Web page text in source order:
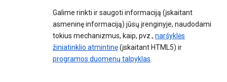
Galime rinkti ir saugoti informaciją (įskaitant
asmeninę informaciją) jūsų įrenginyje, naudodami
tokius mechanizmus, kaip, pvz., naršyklės
žiniatinklio atmintinę(įskaitant HTML5) ir
programos duomenų talpyklas.